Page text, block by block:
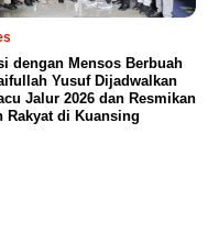
dengan Mensos Berbuah
Yusuf Dijadwalkan
Jalur 2026 dan Resmikan
Rakyat di Kuansing